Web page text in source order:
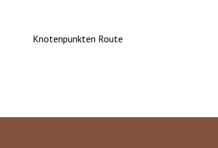
Knotenpunkten Route